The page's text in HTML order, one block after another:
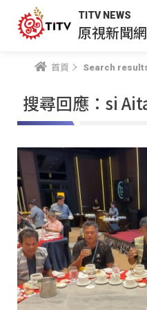
TITV NEWS
原視新聞網
首頁 Search
搜尋回應：si